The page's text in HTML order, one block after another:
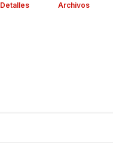
Detalles Archivos